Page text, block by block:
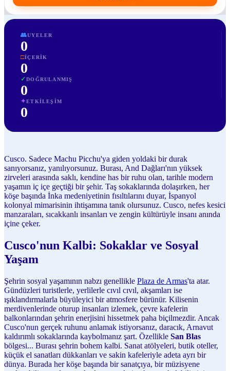
👥UYELER
0
□İÇERIK
0
✓DOĞRULANMIŞ
0
✦ETKILEŞIM
0
Cusco. Sadece Machu Picchu'ya giden yoldaki bir durak
sanıyorsanız, yanılıyorsunuz. Burası, And Dağları'nın yüksek
zirveleri arasında saklı, kendine has bir ruhu olan, tarihle modern
yaşamın iç içe geçtiği bir şehir. Taş sokaklarında dolaşırken, her
köşe başında İnka medeniyetinin fısıltılarını duyar, İspanyol
kolonyal mimarisinin ihtişamına tanık olursunuz. Cusco, nefes kesici
manzaraları, sıcakkanlı insanları ve zengin kültürüyle insanı anında
içine çeker.
Cusco'nun Kalbi: Sokaklar ve Sosyal
Yaşam
Şehrin sosyal yaşamının nabzı genellikle Plaza de Armas'ta atar.
Gündüzleri turistlerle, yerlilerle cıvıl cıvıl, akşamları ise
ışıklandırmalarla büyüleyici bir atmosfere bürünür. Kilisenin
merdivenlerinde oturup insanları izlemek, çevre kafelerin
balkonlarından şehrin enerjisini hissetmek paha biçilmezdir. Ancak
Cusco'nun gerçek ruhunu anlamak istiyorsanız, daracık, Arnavut
kaldırımlı sokaklarında kaybolmanız şart. Özellikle San Blas
bölgesi... Burası şehrin bohem kalbi. Sanat atölyeleri, butik oteller,
küçük el sanatları dükkanları ve sakin kafeleriyle adeta ayrı bir
dünya. Burada her köşe başında bir sanatçıya, bir müzisyene